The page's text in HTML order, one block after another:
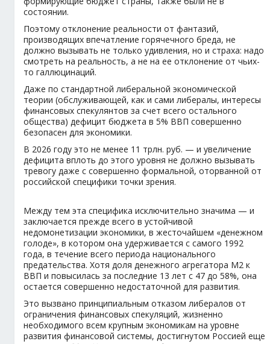
состоянии.
Поэтому отклонение реальности от фантазий,
производящих впечатление горячечного бреда, не
должно вызывать не только удивления, но и страха: надо
смотреть на реальность, а не на ее отклонение от чьих-
то галлюцинаций.
Даже по стандартной либеральной экономической
теории (обслуживающей, как и сами либералы, интересы
финансовых спекулянтов за счет всего остального
общества) дефицит бюджета в 5% ВВП совершенно
безопасен для экономики.
В 2026 году это не менее 11 трлн. руб. — и увеличение
дефицита вплоть до этого уровня не должно вызывать
тревогу даже с совершенно формальной, оторванной от
российской специфики точки зрения.
Между тем эта специфика исключительно значима — и
заключается прежде всего в устойчивой
недомонетизации экономики, в жесточайшем «денежном
голоде», в котором она удерживается с самого 1992
года, в течение всего периода национального
предательства. Хотя доля денежного агрегатора М2 к
ВВП и повысилась за последние 13 лет с 47 до 58%, она
остается совершенно недостаточной для развития.
Это вызвано принципиальным отказом либералов от
ограничения финансовых спекуляций, жизненно
необходимого всем крупным экономикам на уровне
развития финансовой системы, достигнутом Россией еще